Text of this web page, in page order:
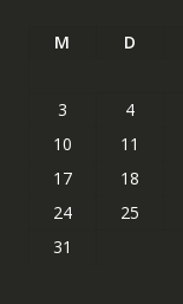
M D
3
4
10
11
17
18
24
25
31